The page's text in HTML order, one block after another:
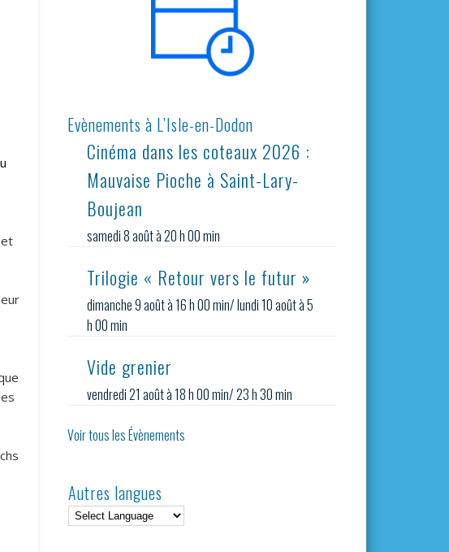
Evènements à L’Isle-en-Dodon
Cinéma dans les coteaux 2026 :
Mauvaise Pioche à Saint-Lary-
Boujean
samedi 8 août à 20 h 00 min
Trilogie « Retour vers le futur »
dimanche 9 août à 16 h 00 min/lundi 10 août à 5
h 00 min
Vide grenier
vendredi 21 août à 18 h 00 min/23 h 30 min
Voir tous les Évènements
Autres langues